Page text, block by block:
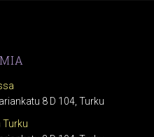
8 D 104, Turku
Turku